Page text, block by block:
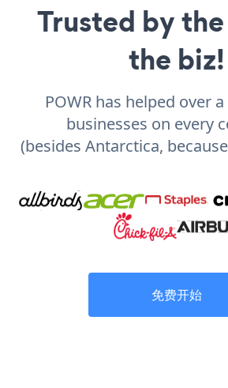
Trusted by
the biz!
POWR has helped over
businesses on every
(besides Antarctica,
免费开始